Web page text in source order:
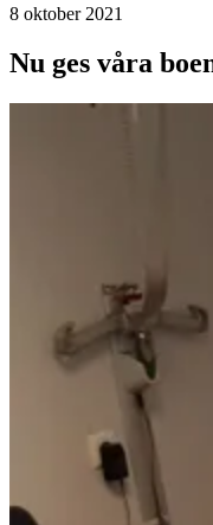
8 oktober 2021
Nu ges våra